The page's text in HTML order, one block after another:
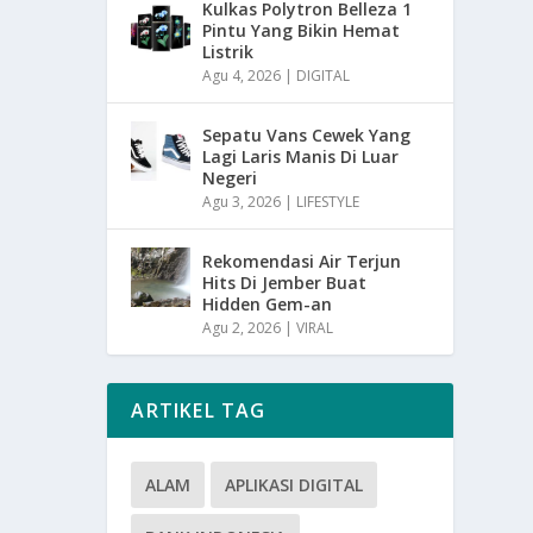
Kulkas Polytron Belleza 1
Pintu Yang Bikin Hemat
Listrik
Agu 4, 2026 | DIGITAL
Sepatu Vans Cewek Yang
Lagi Laris Manis Di Luar
Negeri
Agu 3, 2026 | LIFESTYLE
Rekomendasi Air Terjun
Hits Di Jember Buat
Hidden Gem-an
Agu 2, 2026 |VIRAL
ARTIKEL TAG
ALAM APLIKASI DIGITAL